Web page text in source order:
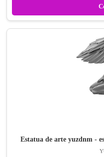
Estatua de arte yuzdnm -